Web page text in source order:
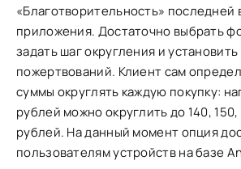
«Благотворительность» последней
приложения. Достаточно выбрать
задать шаг округления и
пожертвований. Клиент сам
суммы округлять каждую покупку:
рублей можно округлить до 140,
рублей. На данный момент опция
пользователям устройств на базе